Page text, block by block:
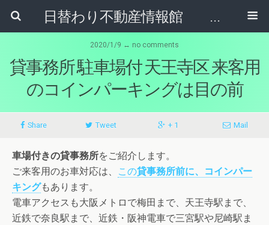
日替わり不動産情報館 リア･ライブログ
2020/1/9 ↔ no comments
貸事務所 駐車場付 天王寺区 来客用
のコインパーキングは目の前
Share Tweet + 1 Mail
車場付きの貸事務所をご紹介します。
ご来客用のお車対応は、
この貸事務所前に、コインパー
キングもあります。
電車アクセスも大阪メトロで梅田まで、天王寺駅まで、
近鉄で奈良駅まで、近鉄・阪神電車で三宮駅や尼崎駅ま